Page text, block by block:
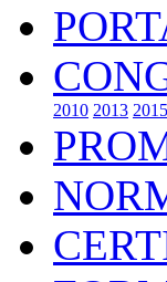
2010 2013 2015